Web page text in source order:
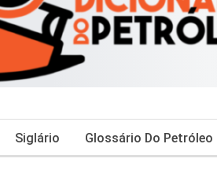
Siglário Glossário Do Petróleo